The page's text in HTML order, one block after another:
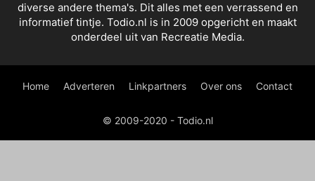
diverse andere thema's. Dit alles met een verrassend en
informatief tintje. Todio.nl is in 2009 opgericht en maakt
onderdeel uit van Recreatie Media.
Home Adverteren Linkpartners Over ons Contact
© 2009-2020 - Todio.nl